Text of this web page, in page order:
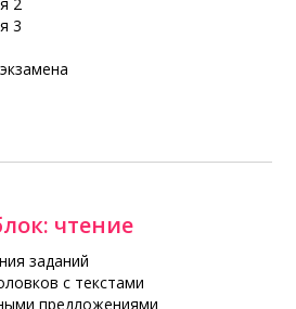
2
3
чтение
заданий
с текстами
предложениями